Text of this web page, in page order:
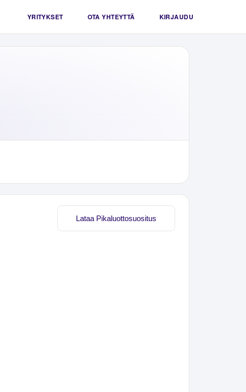
YRITYKSET OTA YHTEYTTÄ KIRJAUDU
Lataa Pikaluottosuositus